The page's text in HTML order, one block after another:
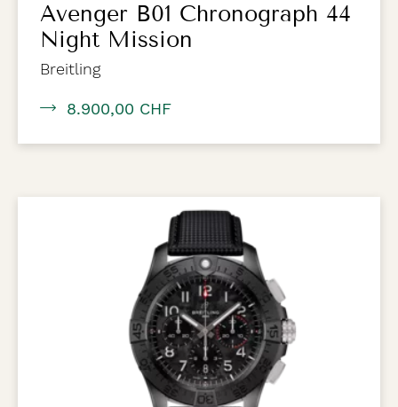
Avenger B01 Chronograph 44
Night Mission
Breitling
8.900,00 CHF